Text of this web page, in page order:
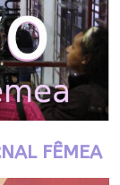
FÊMEA